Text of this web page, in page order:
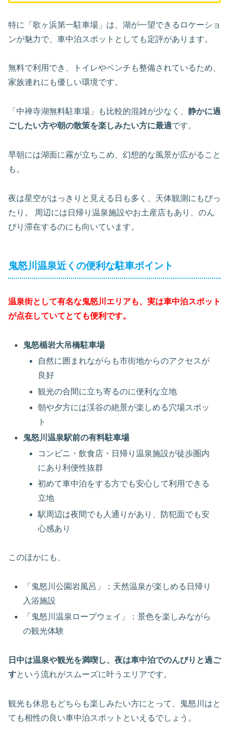
特に「歌ヶ浜第一駐車場」は、湖が一望できるロケーショ
ンが魅力で、車中泊スポットとしても定評があります。
無料で利用でき、トイレやベンチも整備されているため、
家族連れにも優しい環境です。
「中禅寺湖無料駐車場」も比較的混雑が少なく、 静かに過
ごしたい方や朝の散策を楽しみたい方に最適です。
早朝には湖面に霧が立ちこめ、幻想的な風景が広がること
も。
夜は星空がはっきりと見える日も多く、天体観測にもぴっ
たり。 周辺には日帰り温泉施設やお土産店もあり、のん
びり滞在するのにも向いています。
鬼怒川温泉近くの便利な駐車ポイント
温泉街として有名な鬼怒川エリアも、実は車中泊スポット
が点在していてとても便利です。
鬼怒楯岩大吊橋駐車場
自然に囲まれながらも市街地からのアクセスが
良好
観光の合間に立ち寄るのに便利な立地
朝や夕方には渓谷の絶景が楽しめる穴場スポッ
ト
鬼怒川温泉駅前の有料駐車場
コンビニ・飲食店・日帰り温泉施設が徒歩圏内
にあり利便性抜群
初めて車中泊をする方でも安心して利用できる
立地
駅周辺は夜間でも人通りがあり、防犯面でも安
心感あり
このほかにも、
「鬼怒川公園岩風呂」：天然温泉が楽しめる日帰り
入浴施設
「鬼怒川温泉ロープウェイ」：景色を楽しみながら
の観光体験
日中は温泉や観光を満喫し、夜は車中泊でのんびりと過ご
すという流れがスムーズに叶うエリアです。
観光も休息もどちらも楽しみたい方にとって、鬼怒川はと
ても相性の良い車中泊スポットといえるでしょう。